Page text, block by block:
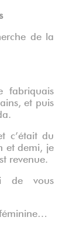
de la
fabriquais
et puis
c’était du
et demi, je
revenue.
de vous